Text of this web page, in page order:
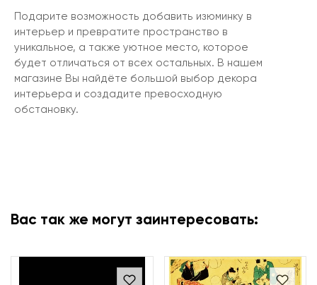
Подарите возможность добавить изюминку в
интерьер и превратите пространство в
уникальное, а также уютное место, которое
будет отличаться от всех остальных. В нашем
магазине Вы найдёте большой выбор декора
интерьера и создадите превосходную
обстановку.
Вас так же могут заинтересовать: